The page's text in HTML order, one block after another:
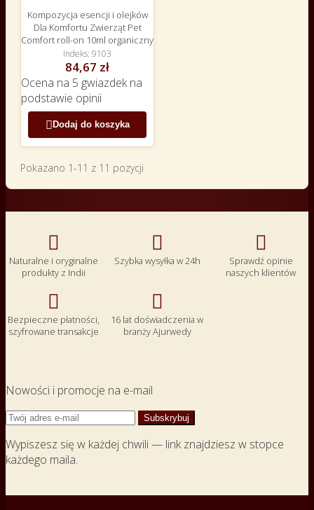
Kompozycja esencji i olejków
Dla Komfortu Zwierząt Pet
Comfort roll-on 10ml organiczny
Indeks 9103
84,67 zł
Ocena na 5 gwiazdek na
podstawie opinii
 Dodaj do koszyka
Pokazano 1-11 z 11 pozycji

Naturalne i oryginalne
produkty z Indii

Szybka wysyłka w 24h

Sprawdź opinie
naszych klientów

Bezpieczne płatności,
szyfrowane transakcje

16 lat doświadczenia w
branży Ajurwedy
Nowości i promocje na e-mail
Wypiszesz się w każdej chwili — link znajdziesz w stopce
każdego maila.